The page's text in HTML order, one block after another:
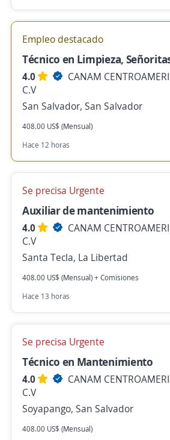
Empleo destacado
Técnico en Limpieza,
4.0
CANAM
C.V
San Salvador, San Salvador
408.00 US$ (Mensual)
Hace 12 horas
Se precisa Urgente
Auxiliar de mantenimiento
4.0
CANAM
C.V
Santa Tecla, La Libertad
408.00 US$ (Mensual) + Comisiones
Hace 13 horas
Se precisa Urgente
Técnico en Mantenimiento
4.0
CANAM
C.V
Soyapango, San Salvador
408.00 US$ (Mensual)